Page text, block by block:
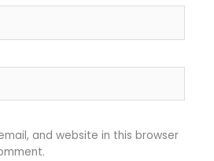
and website in this browser